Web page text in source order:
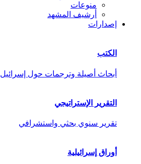
منوعات
أرشيف المشهد
إصدارات
الكتب
أبحاث أصيلة وترجمات حول إسرائيل
التقرير الإستراتيجي
تقرير سنوي بحثي واستشرافي
أوراق إسرائيلية